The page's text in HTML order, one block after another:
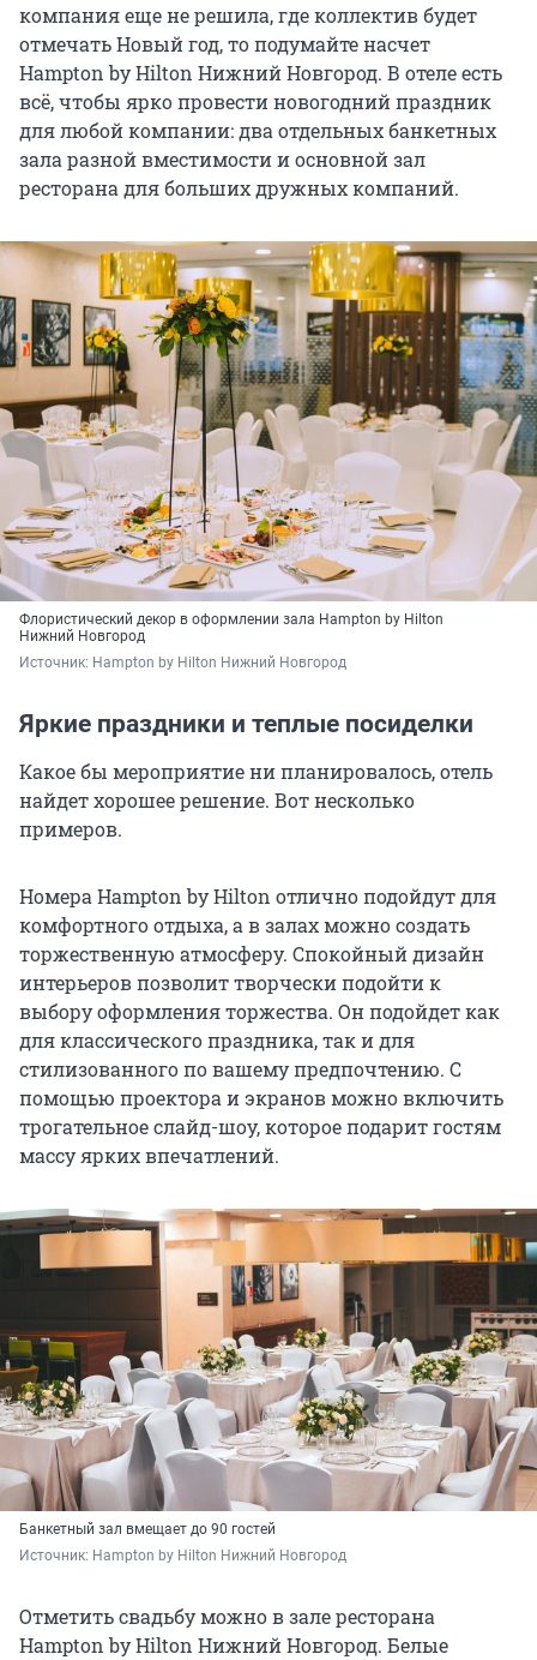
компания еще не решила, где коллектив будет
отмечать Новый год, то подумайте насчет
Hampton by Hilton Нижний Новгород. В отеле есть
всё, чтобы ярко провести новогодний праздник
для любой компании: два отдельных банкетных
зала разной вместимости и основной зал
ресторана для больших дружных компаний.
Флористический декор в оформлении зала Hampton by Hilton
Нижний Новгород
Источник: Hampton by Hilton Нижний Новгород
Яркие праздники и теплые посиделки
Какое бы мероприятие ни планировалось, отель
найдет хорошее решение. Вот несколько
примеров.
Номера Hampton by Hilton отлично подойдут для
комфортного отдыха, а в залах можно создать
торжественную атмосферу. Спокойный дизайн
интерьеров позволит творчески подойти к
выбору оформления торжества. Он подойдет как
для классического праздника, так и для
стилизованного по вашему предпочтению. С
помощью проектора и экранов можно включить
трогательное слайд-шоу, которое подарит гостям
массу ярких впечатлений.
Банкетный зал вмещает до 90 гостей
Источник: Hampton by Hilton Нижний Новгород
Отметить свадьбу можно в зале ресторана
Hampton by Hilton Нижний Новгород. Белые